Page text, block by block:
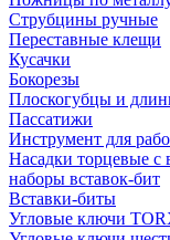
Струбцины ручные
Переставные клещи
Кусачки
Бокорезы
Плоскогубцы и
Пассатижи
Инструмент для
Насадки торцевые с
наборы вставок-бит
Вставки-биты
Угловые ключи